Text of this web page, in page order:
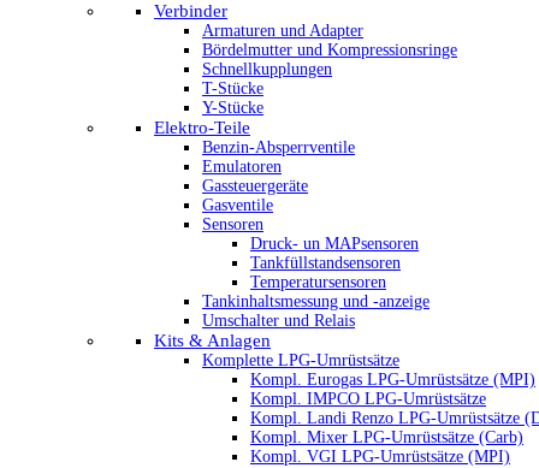
Verbinder
Armaturen und Adapter
Bördelmutter und Kompressionsringe
Schnellkupplungen
T-Stücke
Y-Stücke
Elektro-Teile
Benzin-Absperrventile
Emulatoren
Gassteuergeräte
Gasventile
Sensoren
Druck- un MAPsensoren
Tankfüllstandsensoren
Temperatursensoren
Tankinhaltsmessung und -anzeige
Umschalter und Relais
Kits & Anlagen
Komplette LPG-Umrüstsätze
Kompl. Eurogas LPG-Umrüstsätze (MPI)
Kompl. IMPCO LPG-Umrüstsätze
Kompl. Landi Renzo LPG-Umrüstsätze
Kompl. Mixer LPG-Umrüstsätze (Carb)
Kompl. VGI LPG-Umrüstsätze (MPI)